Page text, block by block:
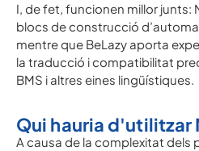
I, de fet, funcionen millor
blocs de construcció
mentre que BeLazy aporta
la traducció i compatibilitat
BMS i altres eines lingüístiques.
Qui hauria d'utilitzar
A causa de la complexitat dels